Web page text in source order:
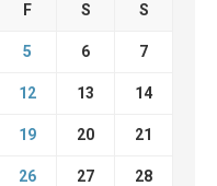
F S S
5 6 7
12 13 14
19 20 21
26 27 28